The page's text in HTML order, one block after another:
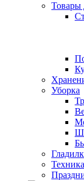
Товары
Уборка